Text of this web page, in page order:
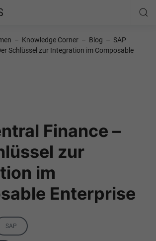
– Knowledge Corner – Blog – SAP
Schlüssel zur Integration im Composable
Finance –
zur
im
Enterprise
SAP